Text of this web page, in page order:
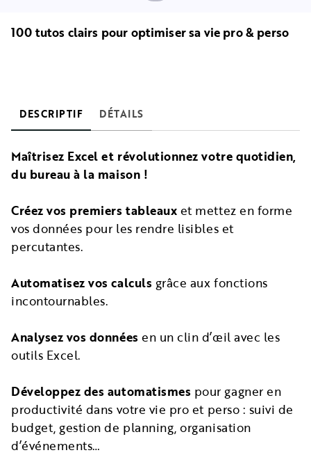
100 tutos clairs pour optimiser sa vie pro & perso
DESCRIPTIF DÉTAILS
Maîtrisez Excel et révolutionnez votre quotidien,
du bureau à la maison !
Créez vos premiers tableaux et mettez en forme
vos données pour les rendre lisibles et
percutantes.
Automatisez vos calculs grâce aux fonctions
incontournables.
Analysez vos données en un clin d’œil avec les
outils Excel.
Développez des automatismes pour gagner en
productivité dans votre vie pro et perso : suivi de
budget, gestion de planning, organisation
d’événements…